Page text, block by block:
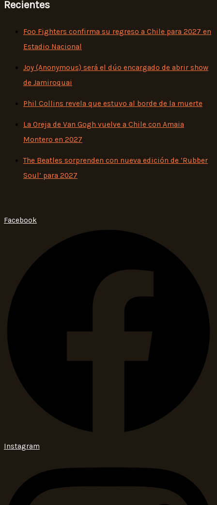
Recientes
Foo Fighters confirma su regreso a Chile para 2027 en
Estadio Nacional
Joy (Anonymous) será el dúo encargado de abrir show
de Jamiroquai
Phil Collins revela que estuvo al borde de la muerte
La Oreja de Van Gogh vuelve a Chile con Amaia
Montero en 2027
The Beatles sorprenden con nueva edición de ‘Rubber
Soul’ para 2027
Facebook
Instagram